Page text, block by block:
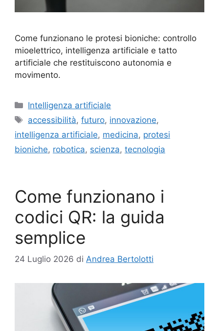
Come funzionano le protesi bioniche: controllo
mioelettrico, intelligenza artificiale e tatto
artificiale che restituiscono autonomia e
movimento.
Categorie
Intelligenza artificiale
Tag
accessibilità,futuro, innovazione,
intelligenza artificiale, medicina, protesi
bioniche, robotica, scienza, tecnologia
Come funzionano i
codici QR: la guida
semplice
24 Luglio 2026 di Andrea Bertolotti